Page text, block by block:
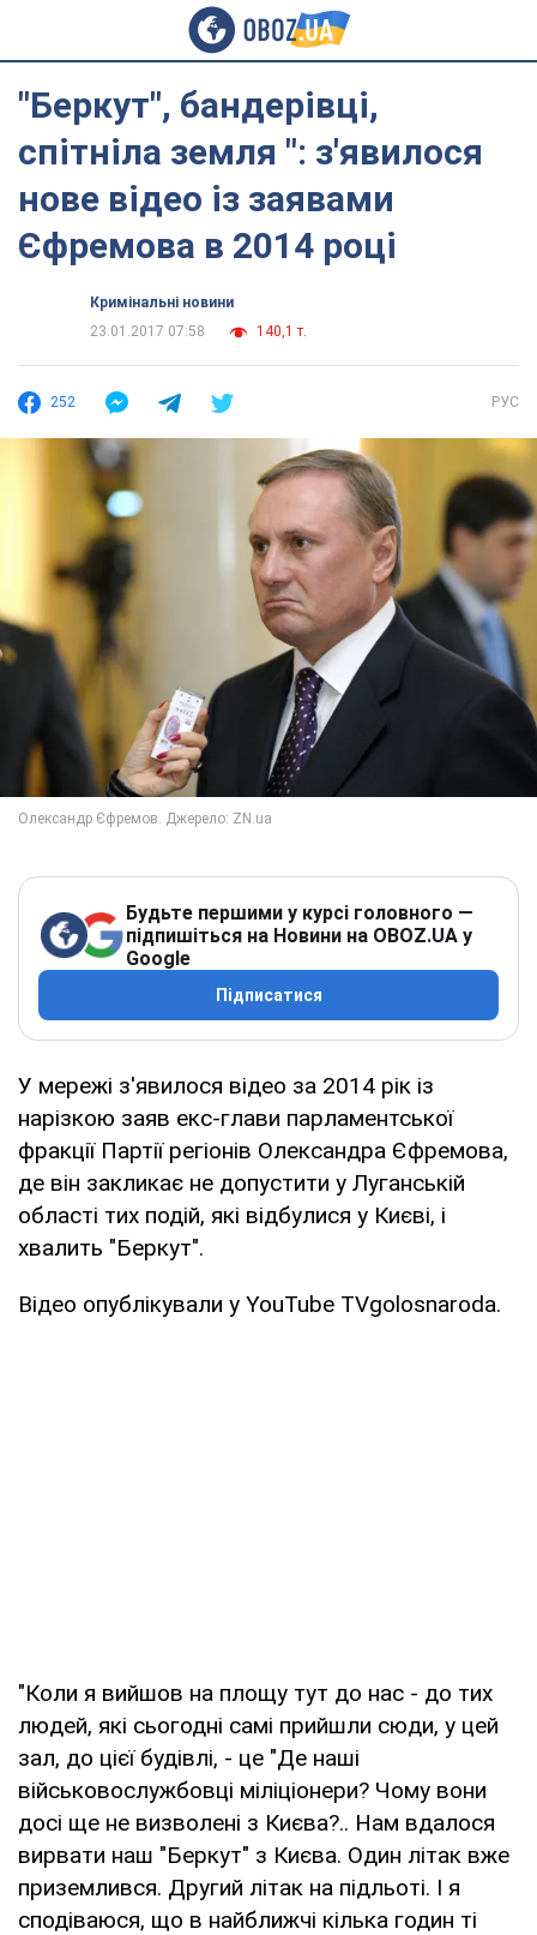
"Беркут", бандерівці,
спітніла земля ": з'явилося
нове відео із заявами
Єфремова в 2014 році
Кримінальні новини
23.01.2017 07:58
140,1 т.
252 РУС
Будьте першими у курсі головного —
підпишіться на Новини на OBOZ.UA у
Google
Підписатися
У мережі з'явилося відео за 2014 рік із
нарізкою заяв екс-глави парламентської
фракції Партії регіонів Олександра Єфремова,
де він закликає не допустити у Луганській
області тих подій, які відбулися у Києві, і
хвалить "Беркут".
Відео опублікували у YouTube TVgolosnaroda.
"Коли я вийшов на площу тут до нас - до тих
людей, які сьогодні самі прийшли сюди, у цей
зал, до цієї будівлі, - це "Де наші
військовослужбовці міліціонери? Чому вони
досі ще не визволені з Києва?.. Нам вдалося
вирвати наш "Беркут" з Києва. Один літак вже
приземлився. Другий літак на підльоті. І я
сподіваюся, що в найближчі кілька годин ті